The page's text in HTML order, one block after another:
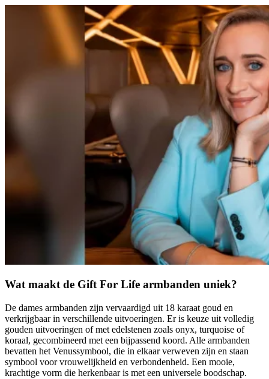
Wat maakt de Gift For Life armbanden uniek?
De dames armbanden zijn vervaardigd uit 18 karaat goud en
verkrijgbaar in verschillende uitvoeringen. Er is keuze uit volledig
gouden uitvoeringen of met edelstenen zoals onyx, turquoise of
koraal, gecombineerd met een bijpassend koord. Alle armbanden
bevatten het Venussymbool, die in elkaar verweven zijn en staan
symbool voor vrouwelijkheid en verbondenheid. Een mooie,
krachtige vorm die herkenbaar is met een universele boodschap.